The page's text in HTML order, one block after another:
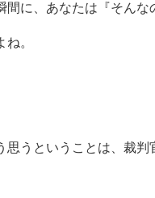
間に、あなたは『そんな
。
思うということは、裁判